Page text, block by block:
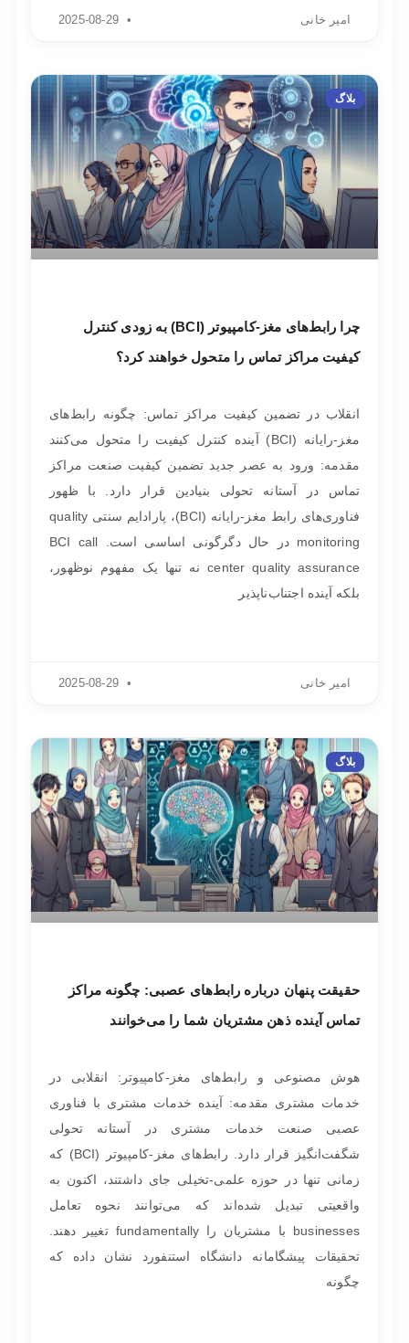
امیر خانی
بلاگ
چرا رابط‌های مغز-کامپیوتر (BCI) به زودی کنترل
کیفیت مراکز تماس را متحول خواهند کرد؟
انقلاب در تضمین کیفیت مراکز تماس: چگونه رابط‌های
مغز-رایانه (BCI) آینده کنترل کیفیت را متحول می‌کنند
مقدمه: ورود به عصر جدید تضمین کیفیت صنعت مراکز
تماس در آستانه تحولی بنیادین قرار دارد. با ظهور
فناوری‌های رابط مغز-رایانه (BCI)، پارادایم سنتی quality
monitoring در حال دگرگونی اساسی است. BCI call
center quality assurance نه تنها یک مفهوم نوظهور،
بلکه آینده اجتناب‌ناپذیر
امیر خانی
بلاگ
حقیقت پنهان درباره رابط‌های عصبی: چگونه مراکز
تماس آینده ذهن مشتریان شما را می‌خوانند
هوش مصنوعی و رابط‌های مغز-کامپیوتر: انقلابی در
خدمات مشتری مقدمه: آینده خدمات مشتری با فناوری
عصبی صنعت خدمات مشتری در آستانه تحولی
شگفت‌انگیز قرار دارد. رابط‌های مغز-کامپیوتر (BCI) که
زمانی تنها در حوزه علمی-تخیلی جای داشتند، اکنون به
واقعیتی تبدیل شده‌اند که می‌توانند نحوه تعامل
businesses با مشتریان را fundamentally تغییر دهند.
تحقیقات پیشگامانه دانشگاه استنفورد نشان داده که
چگونه